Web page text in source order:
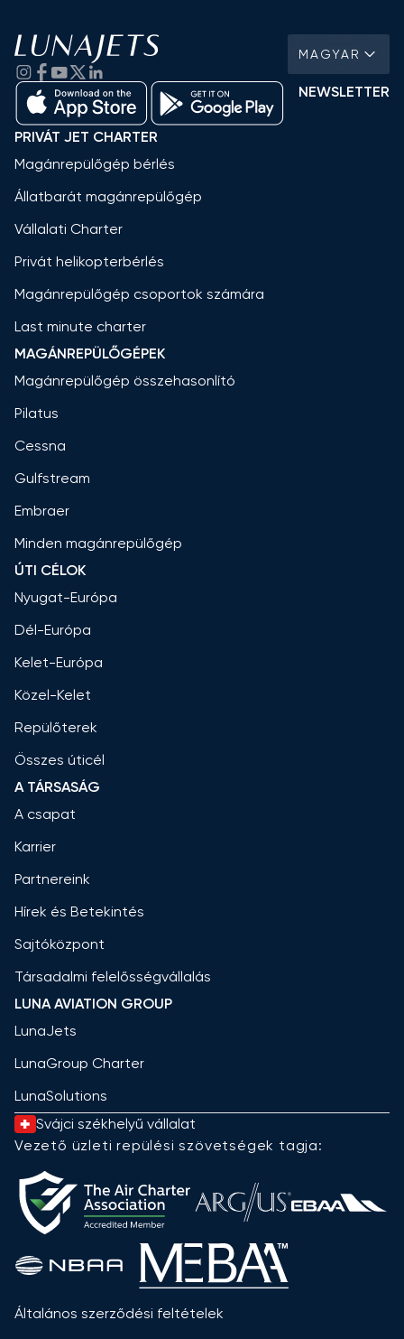
MAGYAR
NEWSLETTER
PRIVÁT JET CHARTER
Magánrepülőgép bérlés
Állatbarát magánrepülőgép
Vállalati Charter
Privát helikopterbérlés
Magánrepülőgép csoportok számára
Last minute charter
MAGÁNREPÜLŐGÉPEK
Magánrepülőgép összehasonlító
Pilatus
Cessna
Gulfstream
Embraer
Minden magánrepülőgép
ÚTI CÉLOK
Nyugat-Európa
Dél-Európa
Kelet-Európa
Közel-Kelet
Repülőterek
Összes úticél
A TÁRSASÁG
A csapat
Karrier
Partnereink
Hírek és Betekintés
Sajtóközpont
Társadalmi felelősségvállalás
LUNA AVIATION GROUP
LunaJets
LunaGroup Charter
LunaSolutions
Svájci székhelyű vállalat
Vezető üzleti repülési szövetségek tagja:
Általános szerződési feltételek